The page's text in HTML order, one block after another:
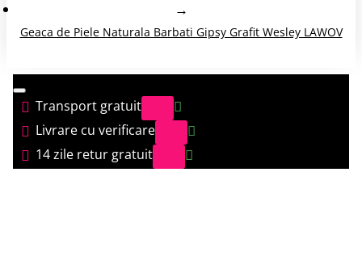
Geaca de Piele Naturala Barbati Gipsy Grafit Wesley LAWOV
Transport gratuit
Livrare cu verificare
14 zile retur gratuit